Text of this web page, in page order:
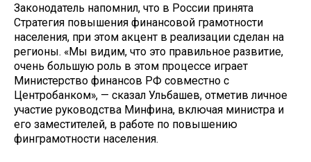
Законодатель напомнил, что в России принята
Стратегия повышения финансовой грамотности
населения, при этом акцент в реализации сделан на
регионы. «Мы видим, что это правильное развитие,
очень большую роль в этом процессе играет
Министерство финансов РФ совместно с
Центробанком», — сказал Ульбашев, отметив личное
участие руководства Минфина, включая министра и
его заместителей, в работе по повышению
финграмотности населения.